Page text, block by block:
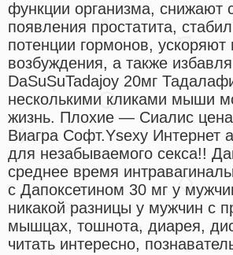
функции организма, снижают
появления простатита,
потенции гормонов,
возбуждения, а также
DaSuSuTadajoy 20мг
несколькими кликами мыши
жизнь. Плохие — Сиалис цена
Виагра Софт.Ysexy Интернет
для незабываемого секса!!
среднее время
с Дапоксетином 30 мг у
никакой разницы у мужчин с
мышцах, тошнота, диарея,
читать интересно,